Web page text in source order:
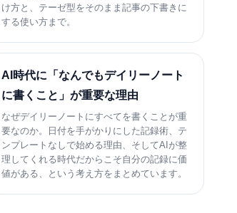
け方と、テーゼ型をそのまま記事の下書きに
する使い方まで。
AI時代に「なんでもデイリーノート
に書くこと」が重要な理由
なぜデイリーノートにすべてを書くことが重
要なのか。日付を手がかりにした記録術、テ
ンプレートなしで始める理由、そしてAIが整
理してくれる時代だからこそ自分の記録に価
値がある、という考え方をまとめています。